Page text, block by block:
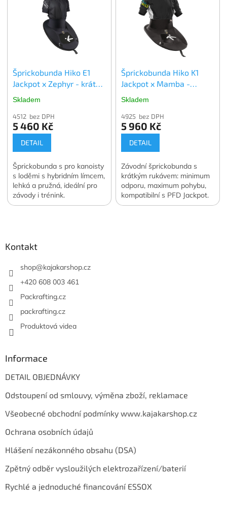
Šprickobunda Hiko E1
Jackpot x Zephyr - krátký
Skladem
4512 bez DPH
5 460 Kč
DETAIL
Šprickobunda s pro kanoisty
s loděmi s hybridním límcem,
lehká a pružná, ideální pro
závody i trénink.
Šprickobunda Hiko K1
Jackpot x Mamba -
Skladem
4925 bez DPH
5 960 Kč
DETAIL
Závodní šprickobunda s
krátkým rukávem: minimum
odporu, maximum pohybu,
kompatibilní s PFD Jackpot.
Kontakt
shop@kajakarshop.cz
+420 608 003 461
Packrafting.cz
packrafting.cz
Produktová videa
Informace
DETAIL OBJEDNÁVKY
Odstoupení od smlouvy, výměna zboží, reklamace
Všeobecné obchodní podmínky www.kajakarshop.cz
Ochrana osobních údajů
Hlášení nezákonného obsahu (DSA)
Zpětný odběr vysloužilých elektrozařízení/baterií
Rychlé a jednoduché financování ESSOX